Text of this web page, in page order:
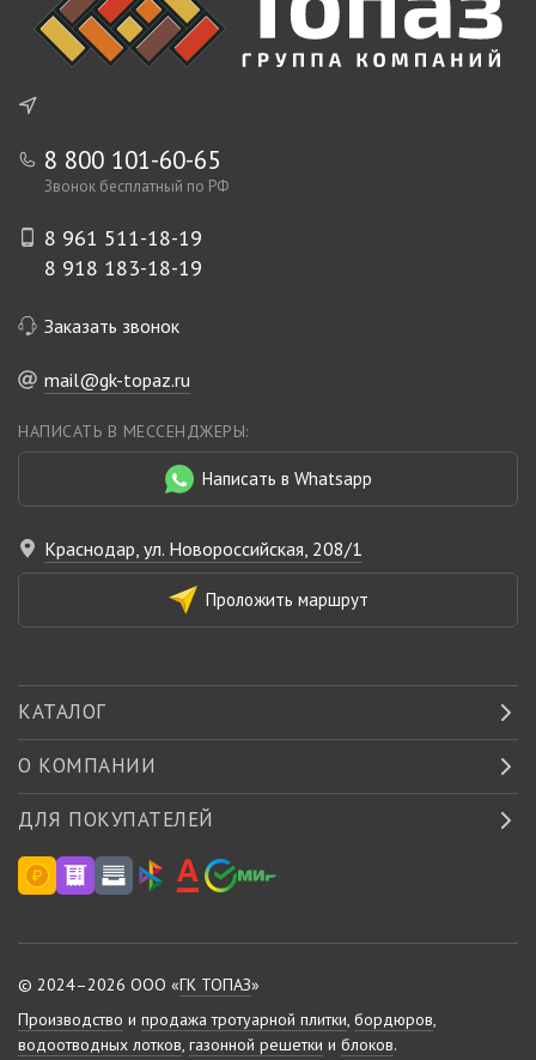
8 800 101-60-65
Звонок бесплатный по РФ
8 961 511-18-19
8 918 183-18-19
Заказать звонок
mail@gk-topaz.ru
НАПИСАТЬ В МЕССЕНДЖЕРЫ:
Написать в Whatsapp
Краснодар, ул. Новороссийская, 208/1
Проложить маршрут
КАТАЛОГ
О КОМПАНИИ
ДЛЯ ПОКУПАТЕЛЕЙ
© 2024–2026 ООО «ГК ТОПАЗ»
Производство и продажа тротуарной плитки, бордюров,
водоотводных лотков, газонной решетки и блоков.